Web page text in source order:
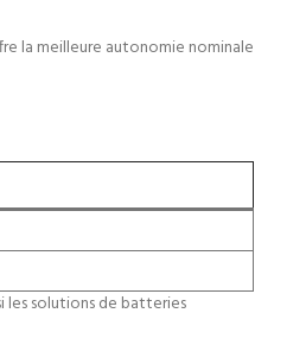
la meilleure autonomie nominale
les solutions de batteries